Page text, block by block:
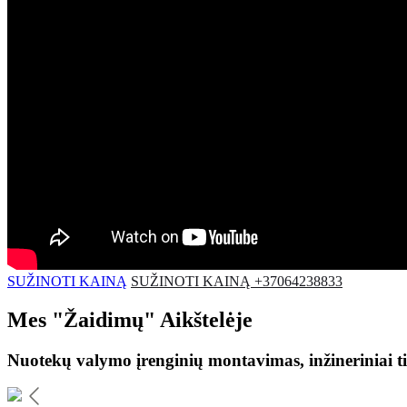
SUŽINOTI KAINĄ SUŽINOTI KAINĄ +37064238833
Mes "Žaidimų" Aikštelėje
Nuotekų valymo įrenginių montavimas, inžineriniai